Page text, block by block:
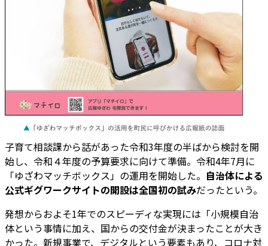
子育て相談課から話があった令和3年度の半ばから検討を開
始し、令和４年度の予算要求に向けて準備。令和4年7月に
「ゆざわマッチボックス」の運用を開始した。 自治体による
公式ギグワークサイトの開設は全国初の試みだったという。
発想からおよそ1年でのスピーディな実現には「小規模自治
体という事情に加え、国からの交付金が決まったことが大き
かった。新規事業で、デジタルという要素もあり、コロナ対